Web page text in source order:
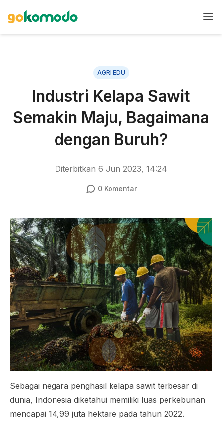
AGRI EDU
Industri Kelapa Sawit
Semakin Maju, Bagaimana
dengan Buruh?
Diterbitkan 6 Jun 2023, 14:24
0Komentar
Sebagai negara penghasil kelapa sawit terbesar di
dunia, Indonesia diketahui memiliki luas perkebunan
mencapai 14,99 juta hektare pada tahun 2022.